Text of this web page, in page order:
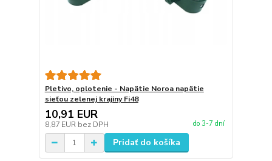
Pletivo, oplotenie - Napätie Noroa napätie
sieťou zelenej krajiny Fi48
10,91 EUR
8,87 EUR bez DPH do 3-7 dní
Pridať do košíka